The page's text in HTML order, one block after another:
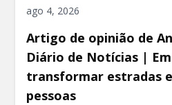
ago 4, 2026
Artigo de opinião de
Diário de Notícias |
transformar estradas
pessoas